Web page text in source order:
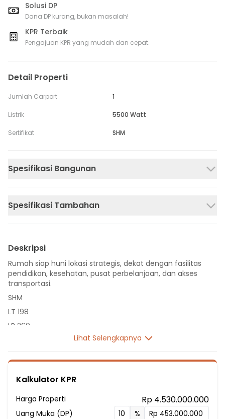
Solusi DP
Dana DP kurang, bukan masalah!
KPR Terbaik
Pengajuan KPR yang mudah dan cepat.
Detail Properti
Jumlah Carport 1
Listrik 5500 Watt
Sertifikat SHM
Spesifikasi Bangunan
Spesifikasi Tambahan
Deskripsi
Rumah siap huni lokasi strategis, dekat dengan fasilitas
pendidikan, kesehatan, pusat perbelanjaan, dan akses
transportasi.
SHM
LT 198
LB 260
3 Kamar Mandi
Listrik 5500 VA
Fasilitas Sekitar Hunian:
Lihat Selengkapnya
Kalkulator KPR
Harga Properti Rp 4.530.000.000
Uang Muka (DP)
%